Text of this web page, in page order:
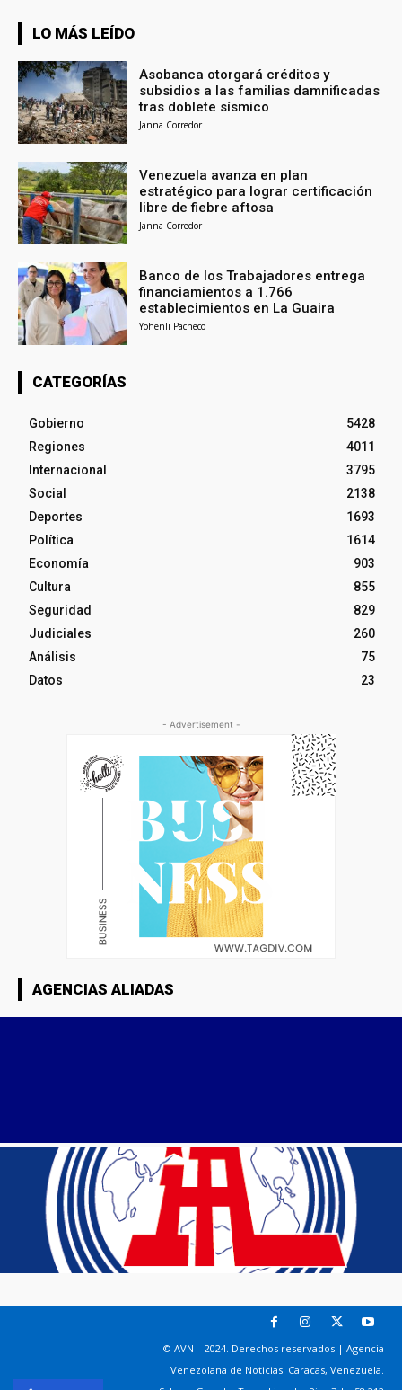
LO MÁS LEÍDO
Asobanca otorgará créditos y
subsidios a las familias damnificadas
tras doblete sísmico
Janna Corredor
Venezuela avanza en plan
estratégico para lograr certificación
libre de fiebre aftosa
Janna Corredor
Banco de los Trabajadores entrega
financiamientos a 1.766
establecimientos en La Guaira
Yohenli Pacheco
CATEGORÍAS
Gobierno
5428
Regiones
4011
Internacional
3795
Social
2138
Deportes
1693
Política
1614
Economía
903
Cultura
855
Seguridad
829
Judiciales
260
Análisis
75
Datos
23
- Advertisement -
AGENCIAS ALIADAS
© AVN – 2024. Derechos reservados | Agencia
Venezolana de Noticias. Caracas, Venezuela.